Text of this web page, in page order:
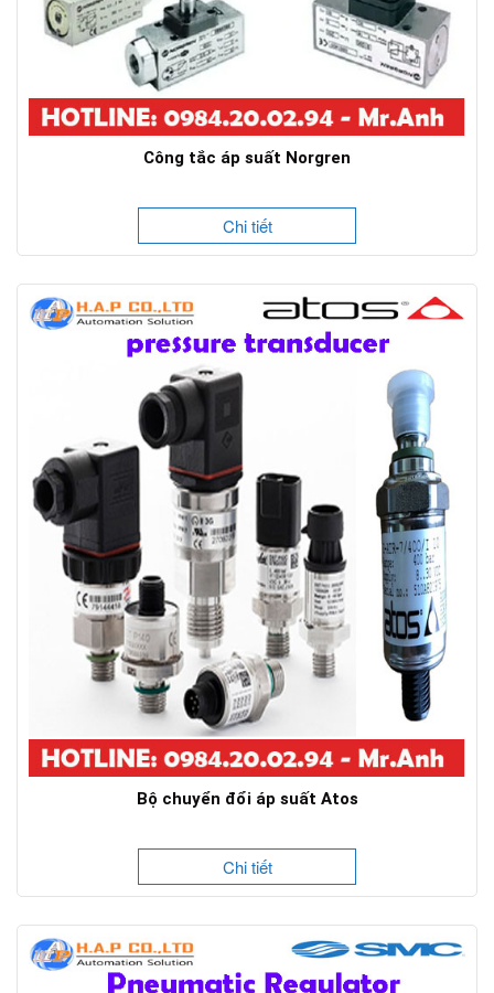
Công tắc áp suất Norgren
Chi tiết
Bộ chuyển đổi áp suất Atos
Chi tiết